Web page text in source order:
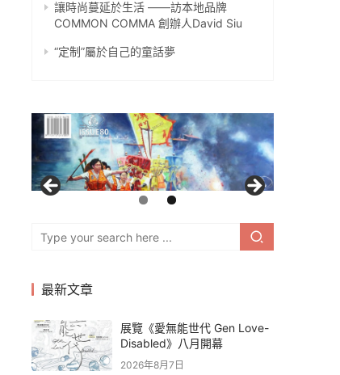
讓時尚蔓延於生活 ——訪本地品牌
COMMON COMMA 創辦人David Siu
“定制”屬於自己的童話夢
最新文章
展覽《愛無能世代 Gen Love-
Disabled》八月開幕
2026年8月7日